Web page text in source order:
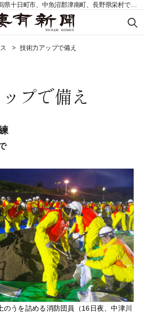
株式会社妻有新聞社が新潟県十日町市、中魚沼郡津南町、長野県栄村で発行する地域紙。毎週土曜日発行。
CLOSE
CLOSE
技術力アップで備え
プで備え
のうを詰める消防団員（16日夜、中津川